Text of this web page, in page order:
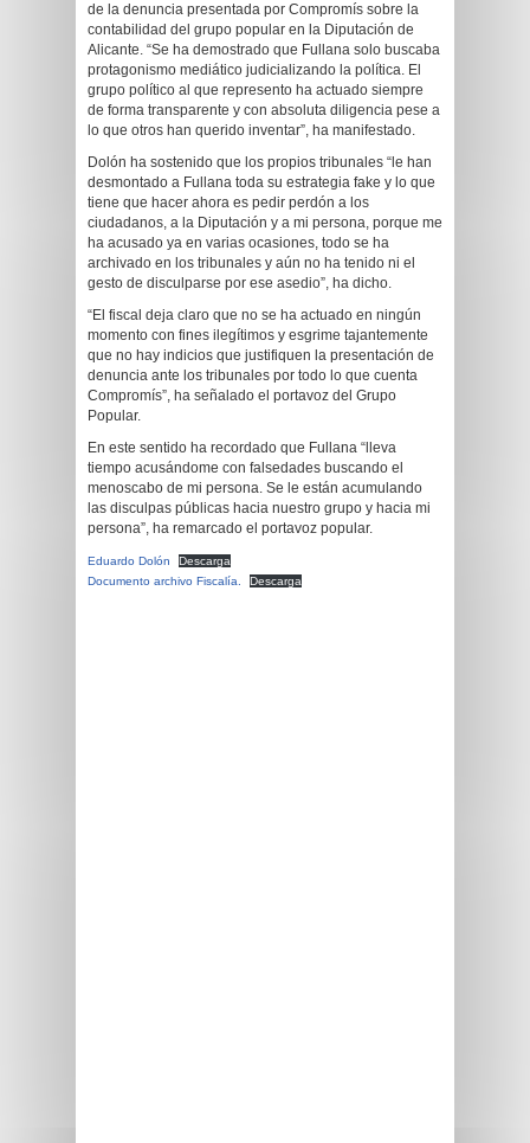
de la denuncia presentada por Compromís sobre la
contabilidad del grupo popular en la Diputación de
Alicante. “Se ha demostrado que Fullana solo buscaba
protagonismo mediático judicializando la política. El
grupo político al que represento ha actuado siempre
de forma transparente y con absoluta diligencia pese a
lo que otros han querido inventar”, ha manifestado.
Dolón ha sostenido que los propios tribunales “le han
desmontado a Fullana toda su estrategia fake y lo que
tiene que hacer ahora es pedir perdón a los
ciudadanos, a la Diputación y a mi persona, porque me
ha acusado ya en varias ocasiones, todo se ha
archivado en los tribunales y aún no ha tenido ni el
gesto de disculparse por ese asedio”, ha dicho.
“El fiscal deja claro que no se ha actuado en ningún
momento con fines ilegítimos y esgrime tajantemente
que no hay indicios que justifiquen la presentación de
denuncia ante los tribunales por todo lo que cuenta
Compromís”, ha señalado el portavoz del Grupo
Popular.
En este sentido ha recordado que Fullana “lleva
tiempo acusándome con falsedades buscando el
menoscabo de mi persona. Se le están acumulando
las disculpas públicas hacia nuestro grupo y hacia mi
persona”, ha remarcado el portavoz popular.
Eduardo Dolón
Descarga
Documento archivo Fiscalía.
Descarga